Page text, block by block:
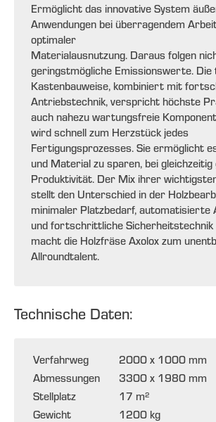
Ermöglicht das innovative System
Anwendungen bei überragendem
optimaler
Materialausnutzung. Daraus folgen
geringstmögliche Emissionswerte.
Kastenbauweise, kombiniert mit
Antriebstechnik, verspricht höchste
auch nahezu wartungsfreie
wird schnell zum Herzstück jedes
Fertigungsprozesses. Sie ermöglicht
und Material zu sparen, bei
Produktivität. Der Mix ihrer
stellt den Unterschied in der
minimaler Platzbedarf, automatisierte
und fortschrittliche Sicherheitstechnik
macht die Holzfräse Axolox zum
Allroundtalent.
Technische Daten:
Verfahrweg
2000 x 1000 mm
Abmessungen
3300 x 1980 mm
Stellplatz
17 m²
Gewicht
1200 kg